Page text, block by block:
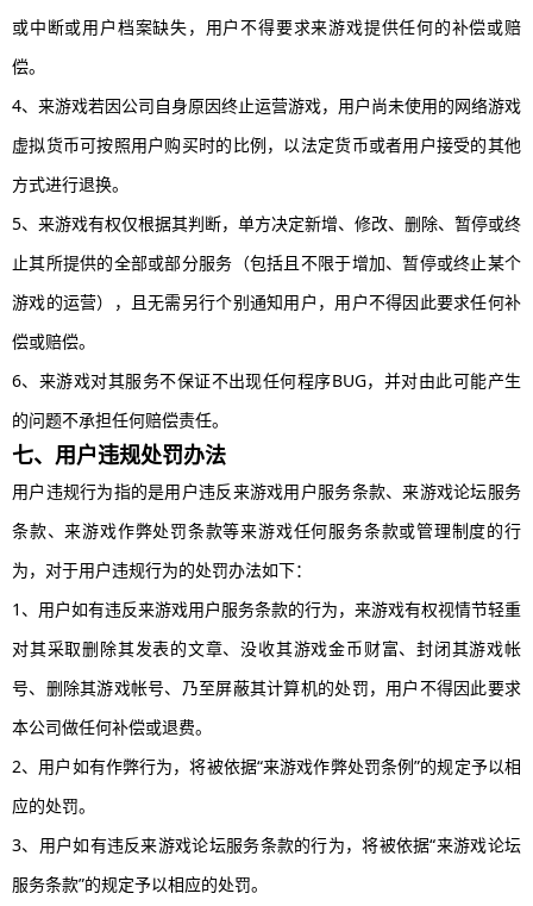
或中断或用户档案缺失，用户不得要求来游戏提供任何的补偿或赔
偿。
4、来游戏若因公司自身原因终止运营游戏，用户尚未使用的网络游戏
虚拟货币可按照用户购买时的比例，以法定货币或者用户接受的其他
方式进行退换。
5、来游戏有权仅根据其判断，单方决定新增、修改、删除、暂停或终
止其所提供的全部或部分服务（包括且不限于增加、暂停或终止某个
游戏的运营），且无需另行个别通知用户，用户不得因此要求任何补
偿或赔偿。
6、来游戏对其服务不保证不出现任何程序BUG，并对由此可能产生
的问题不承担任何赔偿责任。
七、用户违规处罚办法
用户违规行为指的是用户违反来游戏用户服务条款、来游戏论坛服务
条款、来游戏作弊处罚条款等来游戏任何服务条款或管理制度的行
为，对于用户违规行为的处罚办法如下：
1、用户如有违反来游戏用户服务条款的行为，来游戏有权视情节轻重
对其采取删除其发表的文章、没收其游戏金币财富、封闭其游戏帐
号、删除其游戏帐号、乃至屏蔽其计算机的处罚，用户不得因此要求
本公司做任何补偿或退费。
2、用户如有作弊行为，将被依据“来游戏作弊处罚条例”的规定予以相
应的处罚。
3、用户如有违反来游戏论坛服务条款的行为，将被依据“来游戏论坛
服务条款”的规定予以相应的处罚。